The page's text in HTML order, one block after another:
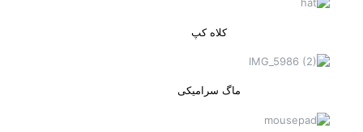
کلاه کپ
ماگ سرامیکی